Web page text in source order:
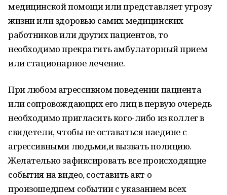
медицинской помощи или представляет угрозу
жизни или здоровью самих медицинских
работников или других пациентов, то
необходимо прекратить амбулаторный прием
или стационарное лечение.
При любом агрессивном поведении пациента
или сопровождающих его лиц в первую очередь
необходимо пригласить кого-либо из коллег в
свидетели, чтобы не оставаться наедине с
агрессивными людьми,и вызвать полицию.
Желательно зафиксировать все происходящие
события на видео, составить акт о
произошедшем событии с указанием всех